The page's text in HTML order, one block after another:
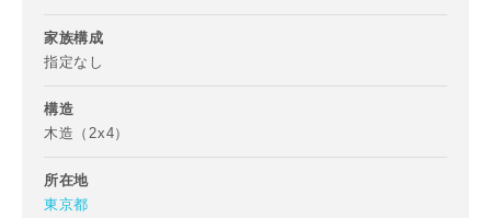
家族構成
指定なし
構造
木造（2x4）
所在地
東京都
メールアドレス